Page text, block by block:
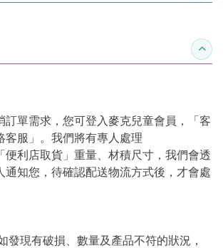
收合
訂單需求，您可登入麥克兒童會員，「客
客服」。我們將有專人處理
便利店取貨」重量、材積尺寸，我們會透
通知您，待確認配送物流方式後，才會處
發現有破損、數量及產品不符的狀況，